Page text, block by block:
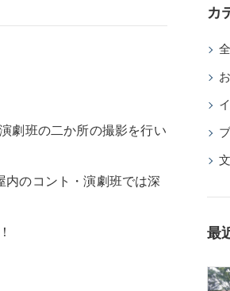
劇班の二か所の撮影を行い
のコント・演劇班では深
カ
最